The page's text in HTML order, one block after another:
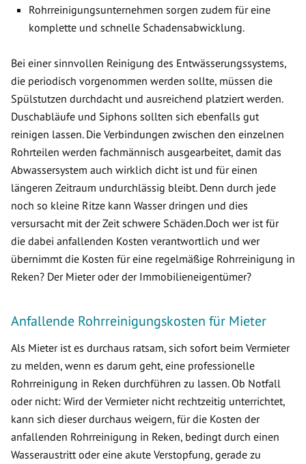
Rohrreinigungsunternehmen sorgen zudem für eine
komplette und schnelle Schadensabwicklung.
Bei einer sinnvollen Reinigung des Entwässerungssystems,
die periodisch vorgenommen werden sollte, müssen die
Spülstutzen durchdacht und ausreichend platziert werden.
Duschabläufe und Siphons sollten sich ebenfalls gut
reinigen lassen. Die Verbindungen zwischen den einzelnen
Rohrteilen werden fachmännisch ausgearbeitet, damit das
Abwassersystem auch wirklich dicht ist und für einen
längeren Zeitraum undurchlässig bleibt. Denn durch jede
noch so kleine Ritze kann Wasser dringen und dies
versursacht mit der Zeit schwere Schäden.Doch wer ist für
die dabei anfallenden Kosten verantwortlich und wer
übernimmt die Kosten für eine regelmäßige Rohrreinigung in
Reken? Der Mieter oder der Immobilieneigentümer?
Anfallende Rohrreinigungskosten für Mieter
Als Mieter ist es durchaus ratsam, sich sofort beim Vermieter
zu melden, wenn es darum geht, eine professionelle
Rohrreinigung in Reken durchführen zu lassen. Ob Notfall
oder nicht: Wird der Vermieter nicht rechtzeitig unterrichtet,
kann sich dieser durchaus weigern, für die Kosten der
anfallenden Rohrreinigung in Reken, bedingt durch einen
Wasseraustritt oder eine akute Verstopfung, gerade zu